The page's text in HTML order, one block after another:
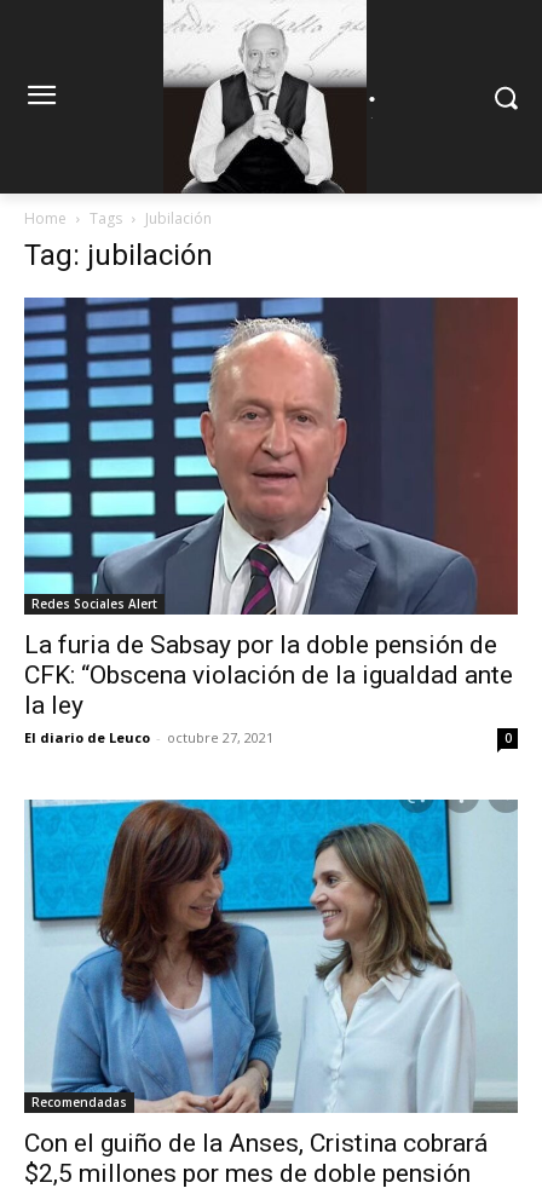
.
Home Tags Jubilación
Tag: jubilación
Redes Sociales Alert
La furia de Sabsay por la doble pensión de
CFK: “Obscena violación de la igualdad ante
la ley
El diario de Leuco - octubre 27, 2021 0
Recomendadas
Con el guiño de la Anses, Cristina cobrará
$2,5 millones por mes de doble pensión